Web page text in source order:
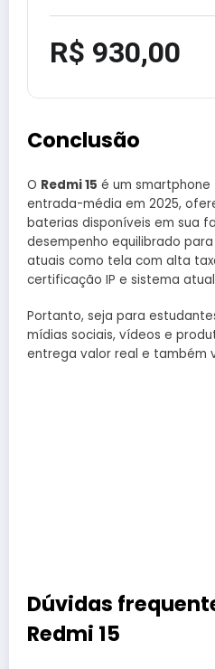
R$ 930,00
Conclusão
O Redmi 15 é um
entrada-média em 2025,
baterias disponíveis em sua
desempenho equilibrado
atuais como tela com alta
certificação IP e sistema
Portanto, seja para
mídias sociais, vídeos e
entrega valor real e também
Dúvidas
Redmi 15